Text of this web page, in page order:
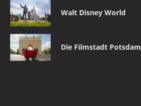
Walt Disney World
Die Filmstadt Potsdam